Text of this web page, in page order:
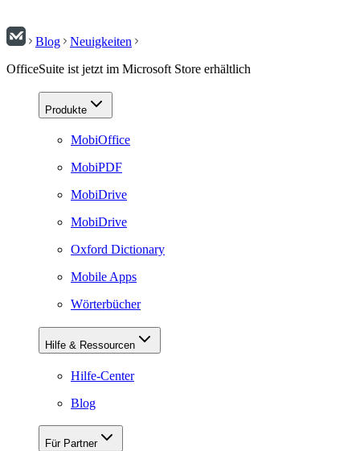
Blog
Neuigkeiten
OfficeSuite ist jetzt im Microsoft Store erhältlich
Produkte
MobiOffice
MobiPDF
MobiDrive
MobiDrive
Oxford Dictionary
Mobile Apps
Wörterbücher
Hilfe & Ressourcen
Hilfe-Center
Blog
Für Partner